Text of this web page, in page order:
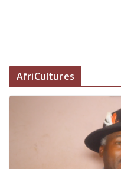
AfriCultures